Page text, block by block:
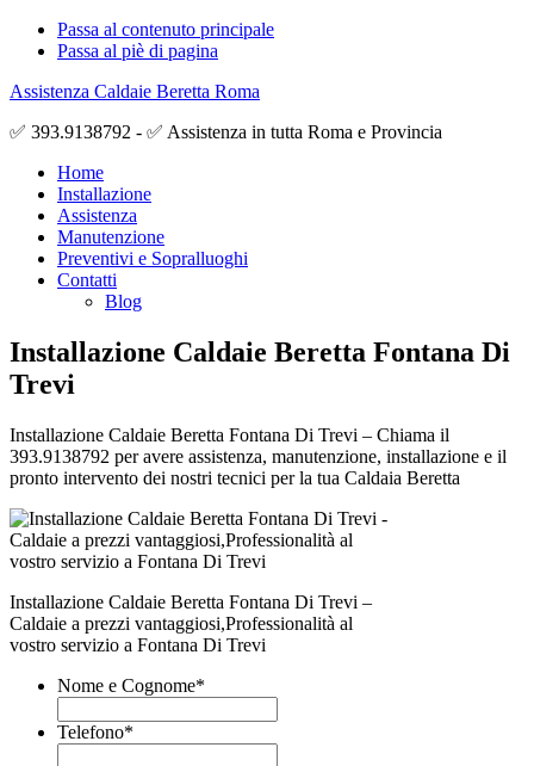
Passa al contenuto principale
Passa al piè di pagina
Assistenza Caldaie Beretta Roma
✅ 393.9138792 - ✅ Assistenza in tutta Roma e Provincia
Home
Installazione
Assistenza
Manutenzione
Preventivi e Sopralluoghi
Contatti
Blog
Installazione Caldaie Beretta Fontana Di
Trevi
Installazione Caldaie Beretta Fontana Di Trevi – Chiama il
393.9138792 per avere assistenza, manutenzione, installazione e il
pronto intervento dei nostri tecnici per la tua Caldaia Beretta
Installazione Caldaie Beretta Fontana Di Trevi –
Caldaie a prezzi vantaggiosi,Professionalità al
vostro servizio a Fontana Di Trevi
Nome e Cognome*
Telefono*